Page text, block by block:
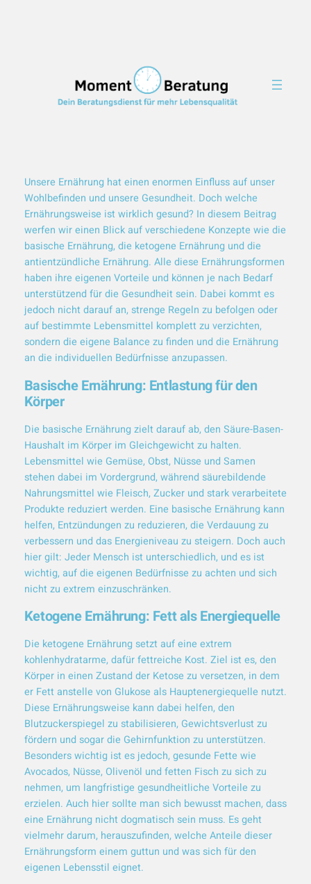
Unsere Ernährung hat einen enormen Einfluss auf unser
Wohlbefinden und unsere Gesundheit. Doch welche
Ernährungsweise ist wirklich gesund? In diesem Beitrag
werfen wir einen Blick auf verschiedene Konzepte wie die
basische Ernährung, die ketogene Ernährung und die
antientzündliche Ernährung. Alle diese Ernährungsformen
haben ihre eigenen Vorteile und können je nach Bedarf
unterstützend für die Gesundheit sein. Dabei kommt es
jedoch nicht darauf an, strenge Regeln zu befolgen oder
auf bestimmte Lebensmittel komplett zu verzichten,
sondern die eigene Balance zu finden und die Ernährung
an die individuellen Bedürfnisse anzupassen.
Basische Ernährung: Entlastung für den
Körper
Die basische Ernährung zielt darauf ab, den Säure-Basen-
Haushalt im Körper im Gleichgewicht zu halten.
Lebensmittel wie Gemüse, Obst, Nüsse und Samen
stehen dabei im Vordergrund, während säurebildende
Nahrungsmittel wie Fleisch, Zucker und stark verarbeitete
Produkte reduziert werden. Eine basische Ernährung kann
helfen, Entzündungen zu reduzieren, die Verdauung zu
verbessern und das Energieniveau zu steigern. Doch auch
hier gilt: Jeder Mensch ist unterschiedlich, und es ist
wichtig, auf die eigenen Bedürfnisse zu achten und sich
nicht zu extrem einzuschränken.
Ketogene Ernährung: Fett als Energiequelle
Die ketogene Ernährung setzt auf eine extrem
kohlenhydratarme, dafür fettreiche Kost. Ziel ist es, den
Körper in einen Zustand der Ketose zu versetzen, in dem
er Fett anstelle von Glukose als Hauptenergiequelle nutzt.
Diese Ernährungsweise kann dabei helfen, den
Blutzuckerspiegel zu stabilisieren, Gewichtsverlust zu
fördern und sogar die Gehirnfunktion zu unterstützen.
Besonders wichtig ist es jedoch, gesunde Fette wie
Avocados, Nüsse, Olivenöl und fetten Fisch zu sich zu
nehmen, um langfristige gesundheitliche Vorteile zu
erzielen. Auch hier sollte man sich bewusst machen, dass
eine Ernährung nicht dogmatisch sein muss. Es geht
vielmehr darum, herauszufinden, welche Anteile dieser
Ernährungsform einem guttun und was sich für den
eigenen Lebensstil eignet.